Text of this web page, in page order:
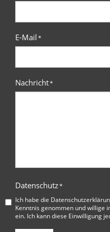
E-Mail*
Nachricht*
Datenschutz*
Ich habe die
Kenntnis genommen und willige
ein. Ich kann diese Einwilligung